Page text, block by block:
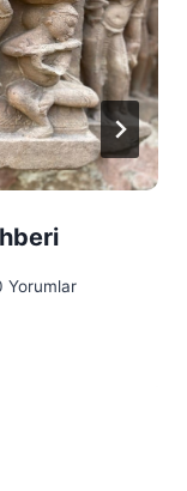
Yorumlar